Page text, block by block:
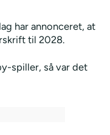
har annonceret, at
til 2028.
spiller, så var det